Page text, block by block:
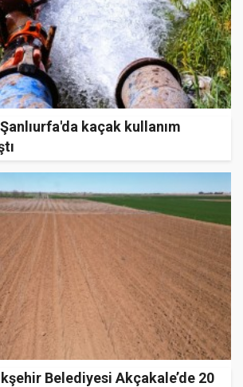
kaçak kullanım
Belediyesi Akçakale’de 20